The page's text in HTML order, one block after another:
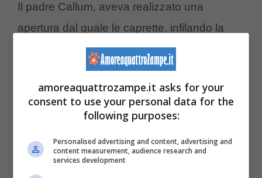
Il padre Callum, aveva realizzato una
apertura dal quale le caprette, infilando la
testa, potevano mangiare. Il progetto aveva
richiesto delle settimane di preparazione e di
addestramento!La nonna, poi, decide di
condividere l’iniziativa su un gruppo
amoreaquattrozampe.it asks for your
consent to use your personal data for the
following purposes:
Personalised advertising and content, advertising and
content measurement, audience research and
services development